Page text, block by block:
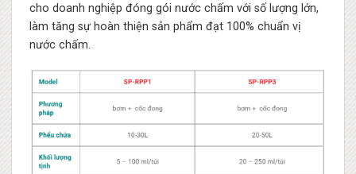
cho doanh nghiệp đóng gói nước chấm với số lượng lớn,
làm tăng sự hoàn thiện sản phẩm đạt 100% chuẩn vị
nước chấm.